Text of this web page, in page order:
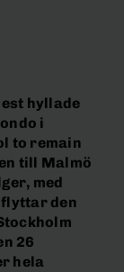
hyllade
i
to remain
till Malmö
med
flyttar den
26
hela